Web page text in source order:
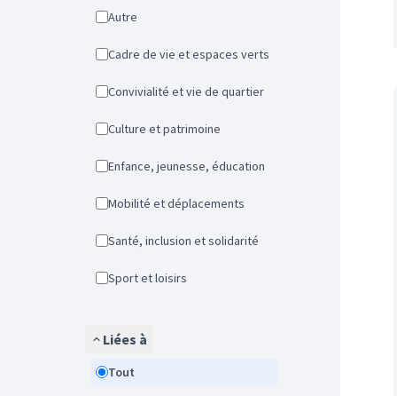
Autre
Cadre de vie et espaces verts
Convivialité et vie de quartier
Culture et patrimoine
Enfance, jeunesse, éducation
Mobilité et déplacements
Santé, inclusion et solidarité
Sport et loisirs
Liées à
Tout